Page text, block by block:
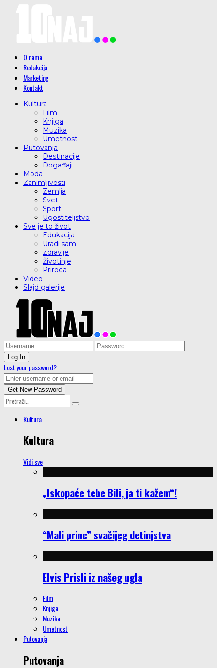
O nama
Redakcija
Marketing
Kontakt
Kultura
Film
Knjiga
Muzika
Umetnost
Putovanja
Destinacije
Događaji
Moda
Zanimljivosti
Zemlja
Svet
Sport
Ugostiteljstvo
Sve je to život
Edukacija
Uradi sam
Zdravlje
Životinje
Priroda
Video
Slajd galerije
Lost your password?
Kultura
Kultura
Vidi sve
„Iskopaće tebe Bili, ja ti kažem“!
“Mali princ” svačijeg detinjstva
Elvis Prisli iz našeg ugla
Film
Knjiga
Muzika
Umetnost
Putovanja
Putovanja